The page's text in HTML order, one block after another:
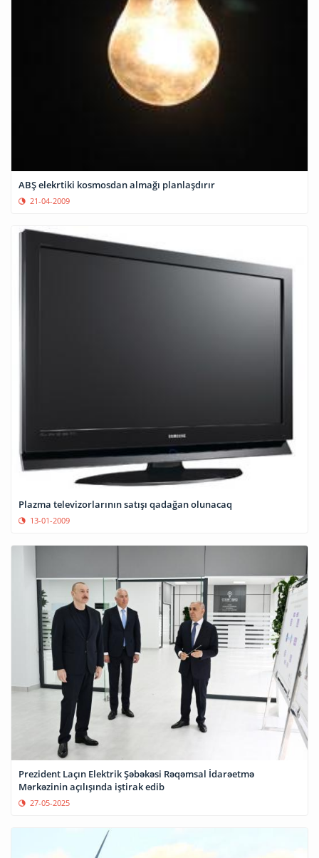
ABŞ elekrtiki kosmosdan almağı planlaşdırır
21-04-2009
Plazma televizorlarının satışı qadağan olunacaq
13-01-2009
Prezident Laçın Elektrik Şəbəkəsi Rəqəmsal İdarəetmə
Mərkəzinin açılışında iştirak edib
27-05-2025